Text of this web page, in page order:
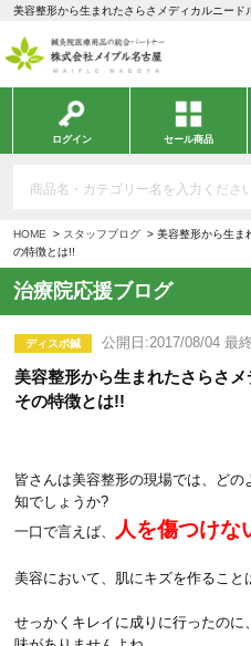
美容整形から生まれたさらさメディカルニード
ログイン セール商品
HOME スタッフブログ
美容整形から生ま
の特徴とは!!
治療院応援ブログ
ディスポ鍼 公開日:2017/08/04 最
美容整形から生まれたさらさ
その特徴とは!!
皆さんは美容整形の現場では、ど
知でしょうか?
一口で言えば、
人を傷つけな
美容において、肌にキズを作ること
せっかくキレイに成りに行ったの